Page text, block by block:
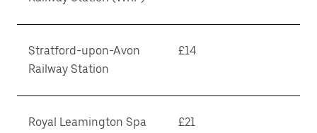
Stratford-upon-Avon
Railway Station
£14
Royal Leamington Spa £21